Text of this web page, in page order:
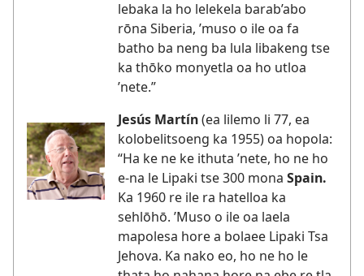
lebaka la ho lelekela barab’abo
rōna Siberia, ’muso o ile oa fa
batho ba neng ba lula libakeng tse
ka thōko monyetla oa ho utloa
’nete.”
Jesús Martín(ea lilemo li 77, ea
kolobelitsoeng ka 1955) oa hopola:
“Ha ke ne ke ithuta ’nete, ho ne ho
e-na le Lipaki tse 300 mona Spain.
Ka 1960 re ile ra hatelloa ka
sehlōhō. ’Muso o ile oa laela
mapolesa hore a bolaee Lipaki Tsa
Jehova. Ka nako eo, ho ne ho le